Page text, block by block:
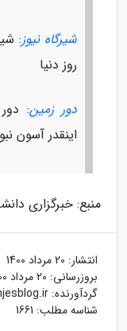
شیرگاه نیوز:
روز دنیا
دور زمین:
اینقدر آسون
منبع: خبرگزاری
انتشار: 20 مرداد 1400
بروزرسانی: 20 مرداد 1400
گردآورنده:
شناسه مطلب: 1661